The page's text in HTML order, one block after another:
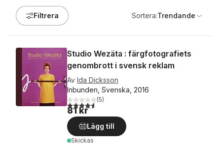
Filtrera Sortera:Trendande
Studio Wezäta : färgfotografiets
genombrott i svensk reklam
Av Ida Dicksson
Inbunden, Svenska, 2016
4,6utav 5 stjärnor. Totalt antal röster:
(5)
81 kr
Lägg till
Skickas